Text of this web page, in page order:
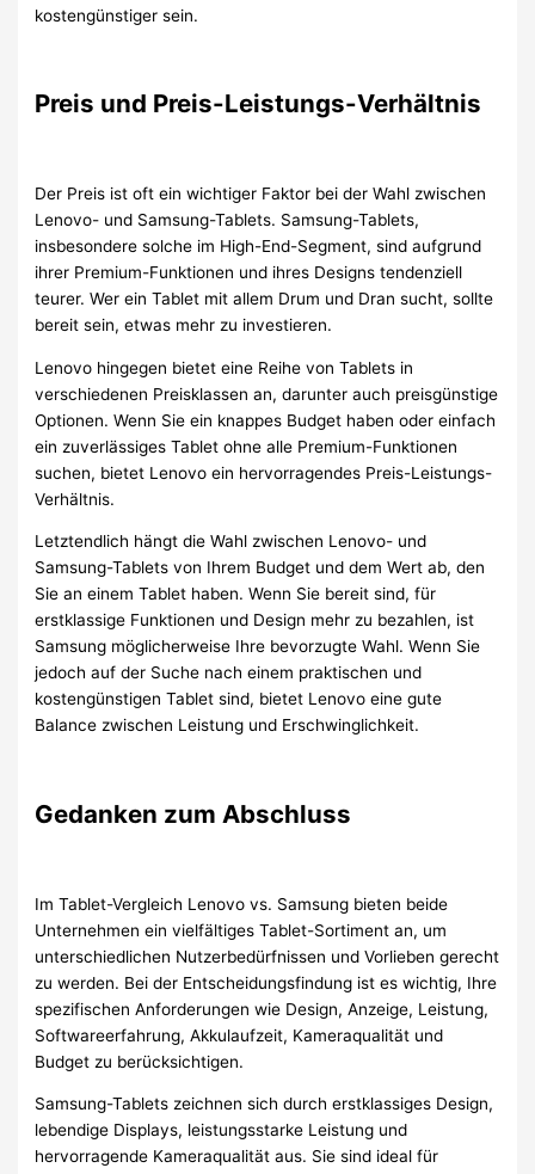
kostengünstiger sein.
Preis und Preis-Leistungs-Verhältnis
Der Preis ist oft ein wichtiger Faktor bei der Wahl zwischen
Lenovo- und Samsung-Tablets. Samsung-Tablets,
insbesondere solche im High-End-Segment, sind aufgrund
ihrer Premium-Funktionen und ihres Designs tendenziell
teurer. Wer ein Tablet mit allem Drum und Dran sucht, sollte
bereit sein, etwas mehr zu investieren.
Lenovo hingegen bietet eine Reihe von Tablets in
verschiedenen Preisklassen an, darunter auch preisgünstige
Optionen. Wenn Sie ein knappes Budget haben oder einfach
ein zuverlässiges Tablet ohne alle Premium-Funktionen
suchen, bietet Lenovo ein hervorragendes Preis-Leistungs-
Verhältnis.
Letztendlich hängt die Wahl zwischen Lenovo- und
Samsung-Tablets von Ihrem Budget und dem Wert ab, den
Sie an einem Tablet haben. Wenn Sie bereit sind, für
erstklassige Funktionen und Design mehr zu bezahlen, ist
Samsung möglicherweise Ihre bevorzugte Wahl. Wenn Sie
jedoch auf der Suche nach einem praktischen und
kostengünstigen Tablet sind, bietet Lenovo eine gute
Balance zwischen Leistung und Erschwinglichkeit.
Gedanken zum Abschluss
Im Tablet-Vergleich Lenovo vs. Samsung bieten beide
Unternehmen ein vielfältiges Tablet-Sortiment an, um
unterschiedlichen Nutzerbedürfnissen und Vorlieben gerecht
zu werden. Bei der Entscheidungsfindung ist es wichtig, Ihre
spezifischen Anforderungen wie Design, Anzeige, Leistung,
Softwareerfahrung, Akkulaufzeit, Kameraqualität und
Budget zu berücksichtigen.
Samsung-Tablets zeichnen sich durch erstklassiges Design,
lebendige Displays, leistungsstarke Leistung und
hervorragende Kameraqualität aus. Sie sind ideal für